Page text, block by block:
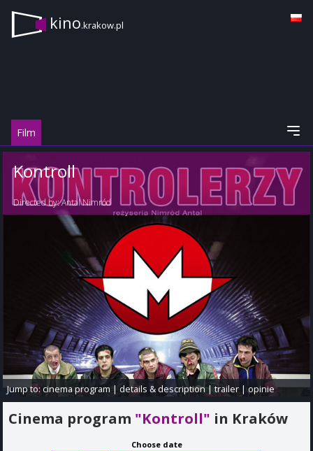
kino.krakow.pl
Film
Kontroll
Directed by:Antal Nimród
Jump to:cinema program| details & description|trailer |opinie
Cinema program "Kontroll" in Kraków
Choose date